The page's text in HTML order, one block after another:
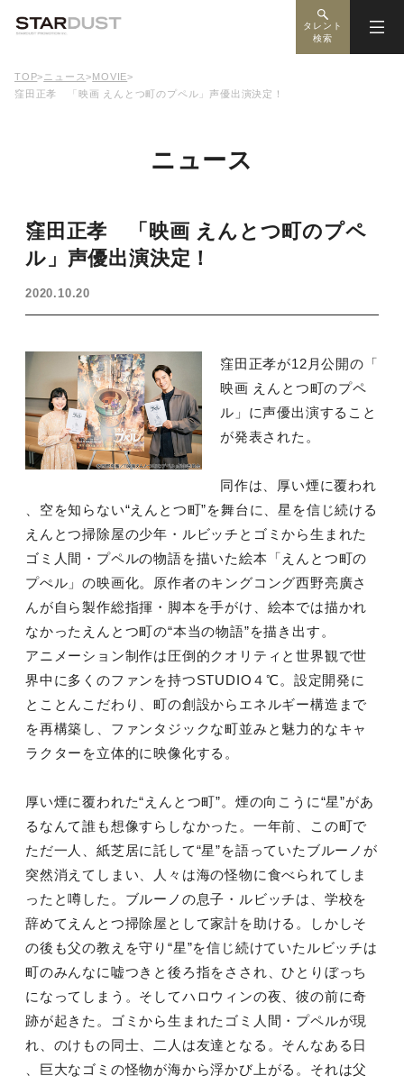
タレント
検索
TOP> ニュース>MOVIE>
窪田正孝 「映画 えんとつ町のプペル」声優出演決定！
ニュース
窪田正孝 「映画 えんとつ町のプペ
ル」声優出演決定！
2020.10.20
窪田正孝が12月公開の「
映画 えんとつ町のプペ
ル」に声優出演すること
が発表された。
同作は、厚い煙に覆われ
、空を知らない“えんとつ町”を舞台に、星を信じ続ける
えんとつ掃除屋の少年・ルビッチとゴミから生まれた
ゴミ人間・プペルの物語を描いた絵本「えんとつ町の
プぺル」の映画化。原作者のキングコング西野亮廣さ
んが自ら製作総指揮・脚本を手がけ、絵本では描かれ
なかったえんとつ町の“本当の物語”を描き出す。
アニメーション制作は圧倒的クオリティと世界観で世
界中に多くのファンを持つSTUDIO４℃。設定開発に
とことんこだわり、町の創設からエネルギー構造まで
を再構築し、ファンタジックな町並みと魅力的なキャ
ラクターを立体的に映像化する。
厚い煙に覆われた“えんとつ町”。煙の向こうに“星”があ
るなんて誰も想像すらしなかった。一年前、この町で
ただ一人、紙芝居に託して“星”を語っていたブルーノが
突然消えてしまい、人々は海の怪物に食べられてしま
ったと噂した。ブルーノの息子・ルビッチは、学校を
辞めてえんとつ掃除屋として家計を助ける。しかしそ
の後も父の教えを守り“星”を信じ続けていたルビッチは
町のみんなに嘘つきと後ろ指をさされ、ひとりぼっち
になってしまう。そしてハロウィンの夜、彼の前に奇
跡が起きた。ゴミから生まれたゴミ人間・プペルが現
れ、のけもの同士、二人は友達となる。そんなある日
、巨大なゴミの怪物が海から浮かび上がる。それは父